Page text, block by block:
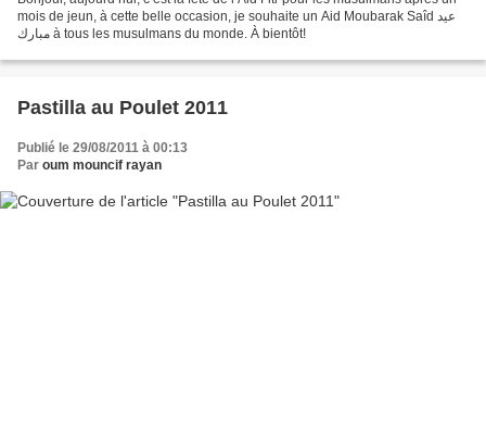
mois de jeun, à cette belle occasion, je souhaite un Aid Moubarak Saîd عيد
مبارك à tous les musulmans du monde. À bientôt!
Pastilla au Poulet 2011
Publié le 29/08/2011 à 00:13
Par oum mouncif rayan